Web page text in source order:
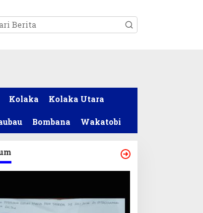
Kolaka Kolaka Utara
Bombana Wakatobi